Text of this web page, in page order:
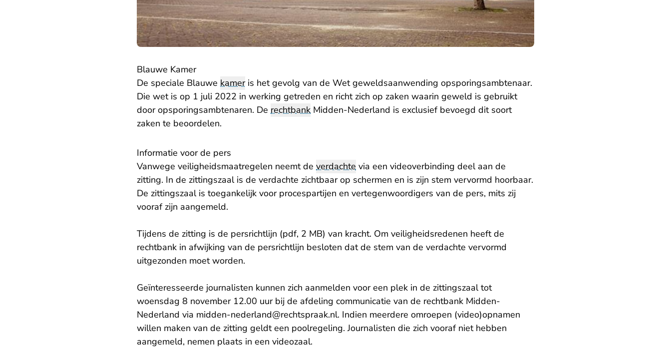
Blauwe Kamer
De speciale Blauwe kameris het gevolg van de Wet geweldsaanwending opsporingsambtenaar.
Die wet is op 1 juli 2022 in werking getreden en richt zich op zaken waarin geweld is gebruikt
door opsporingsambtenaren. De rechtbank Midden-Nederland is exclusief bevoegd dit soort
zaken te beoordelen.
Informatie voor de pers
Vanwege veiligheidsmaatregelen neemt de verdachte via een videoverbinding deel aan de
zitting. In de zittingszaal is de verdachte zichtbaar op schermen en is zijn stem vervormd hoorbaar.
De zittingszaal is toegankelijk voor procespartijen en vertegenwoordigers van de pers, mits zij
vooraf zijn aangemeld.
Tijdens de zitting is de persrichtlijn (pdf, 2 MB) van kracht. Om veiligheidsredenen heeft de
rechtbank in afwijking van de persrichtlijn besloten dat de stem van de verdachte vervormd
uitgezonden moet worden.
Geïnteresseerde journalisten kunnen zich aanmelden voor een plek in de zittingszaal tot
woensdag 8 november 12.00 uur bij de afdeling communicatie van de rechtbank Midden-
Nederland via midden-nederland@rechtspraak.nl. Indien meerdere omroepen (video)opnamen
willen maken van de zitting geldt een poolregeling. Journalisten die zich vooraf niet hebben
aangemeld, nemen plaats in een videozaal.